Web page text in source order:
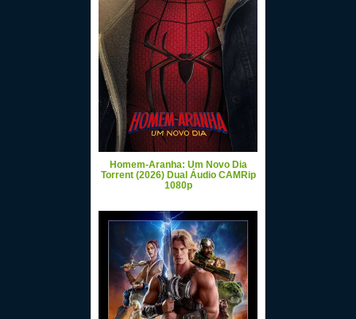
Homem-Aranha: Um Novo Dia
Torrent (2026) Dual Áudio CAMRip
1080p